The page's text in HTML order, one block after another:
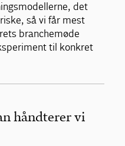
det
så vi får mest
branchemøde
til konkret
håndterer vi